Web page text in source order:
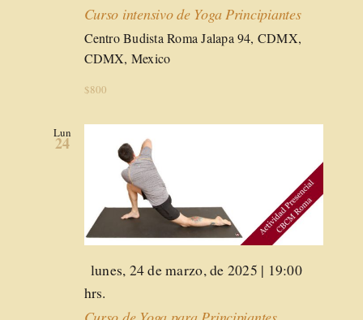
Curso intensivo de Yoga Principiantes
Centro Budista RomaJalapa 94, CDMX,
CDMX, Mexico
$800
Lun
24
Destacado
lunes, 24 de marzo, de 2025 | 19:00
hrs.